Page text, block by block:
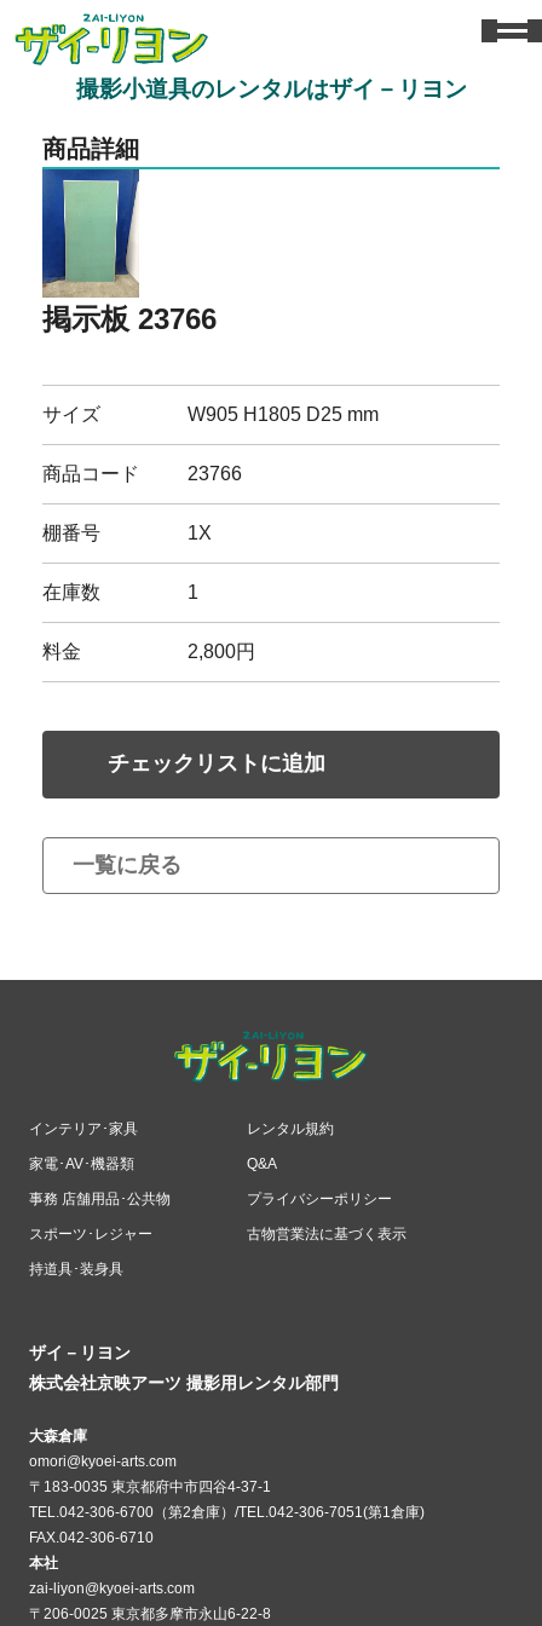
撮影小道具のレンタルはザイ－リヨン
商品詳細
掲示板 23766
サイズ W905 H1805 D25 mm
商品コード 23766
棚番号 1X
在庫数 1
料金 2,800円
チェックリストに追加
一覧に戻る
インテリア･家具
家電･AV･機器類
事務 店舗用品･公共物
スポーツ･レジャー
持道具･装身具
レンタル規約
Q&A
プライバシーポリシー
古物営業法に基づく表示
ザイ－リヨン
株式会社京映アーツ 撮影用レンタル部門
大森倉庫
omori@kyoei-arts.com
〒183-0035 東京都府中市四谷4-37-1
TEL.042-306-6700（第2倉庫）/TEL.042-306-7051(第1倉庫)
FAX.042-306-6710
本社
zai-liyon@kyoei-arts.com
〒206-0025 東京都多摩市永山6-22-8